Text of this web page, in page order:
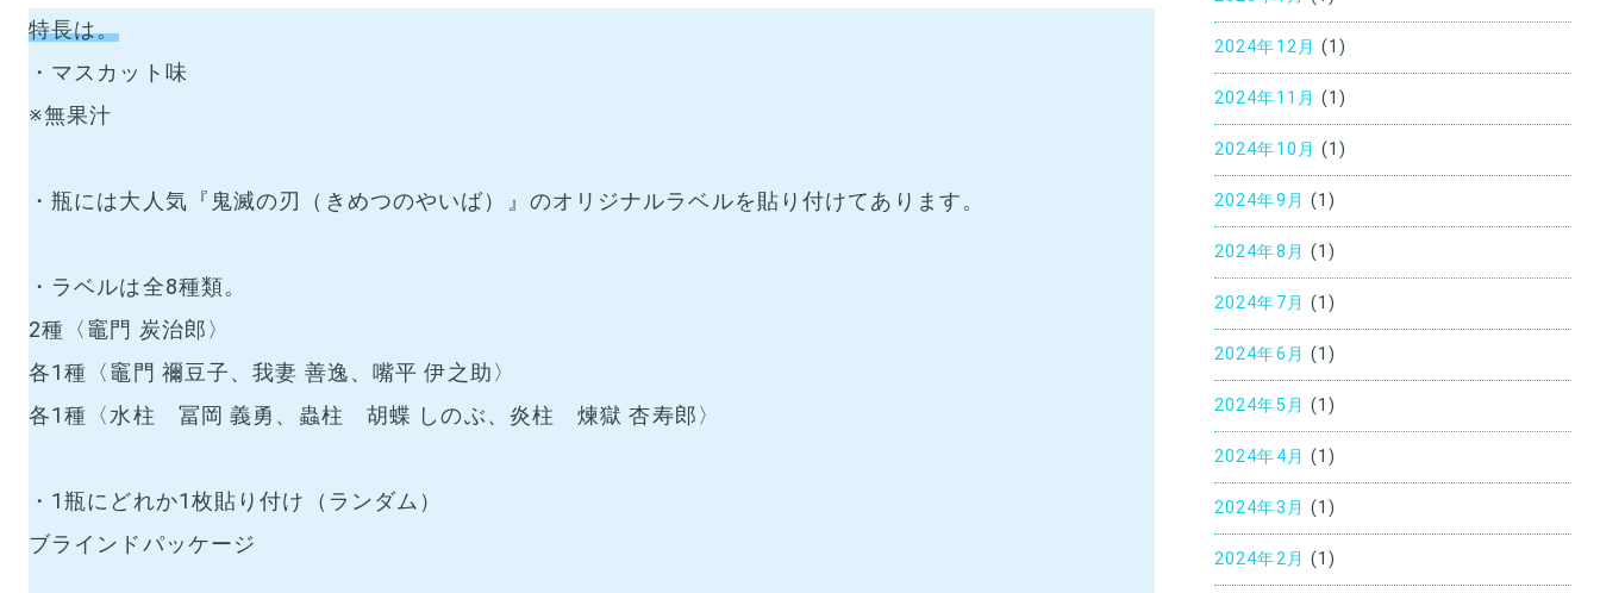
特長は。
・マスカット味
※無果汁
・瓶には大人気『鬼滅の刃（きめつのやいば）』のオリジナルラベルを貼り付けてあります。
・ラベルは全8種類。
2種〈竈門 炭治郎〉
各1種〈竈門 禰豆子、我妻 善逸、嘴平 伊之助〉
各1種〈水柱 冨岡 義勇、蟲柱 胡蝶 しのぶ、炎柱 煉獄 杏寿郎〉
・1瓶にどれか1枚貼り付け（ランダム）
ブラインドパッケージ
2024年12月 (1)
2024年11月 (1)
2024年10月 (1)
2024年9月 (1)
2024年8月 (1)
2024年7月 (1)
2024年6月 (1)
2024年5月 (1)
2024年4月 (1)
2024年3月 (1)
2024年2月 (1)